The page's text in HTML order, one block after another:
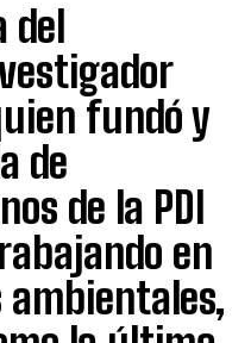
fundó y
de
de la PDI
en
ambientales,